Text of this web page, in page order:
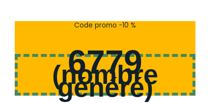
s
s
Code promo -10 %
6779
(nombre
généré)